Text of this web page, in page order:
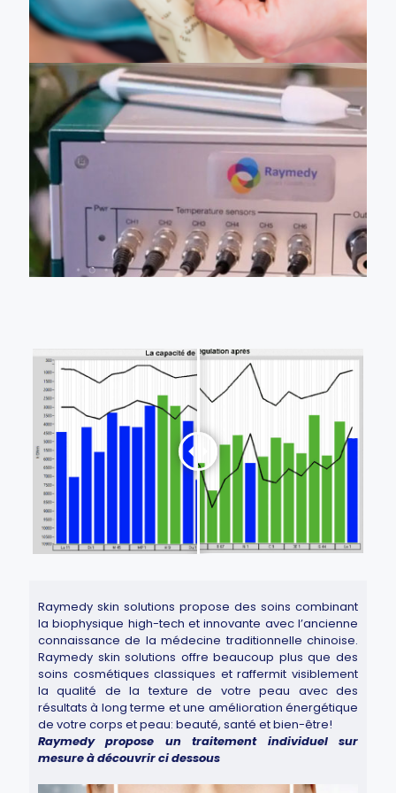
Raymedy skin solutions propose des soins combinant
la biophysique high-tech et innovante avec l’ancienne
connaissance de la médecine traditionnelle chinoise.
Raymedy skin solutions offre beaucoup plus que des
soins cosmétiques classiques et raffermit visiblement
la qualité de la texture de votre peau avec des
résultats à long terme et une amélioration énergétique
de votre corps et peau: beauté, santé et bien-être!
Raymedy propose un traitement individuel sur
mesure à découvrir ci dessous